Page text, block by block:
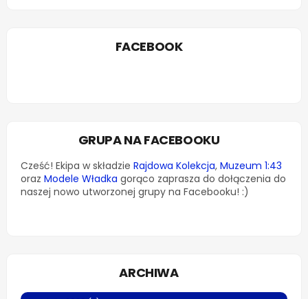
FACEBOOK
GRUPA NA FACEBOOKU
Cześć! Ekipa w składzie Rajdowa Kolekcja, Muzeum 1:43
oraz Modele Władka gorąco zaprasza do dołączenia do
naszej nowo utworzonej grupy na Facebooku! :)
ARCHIWA